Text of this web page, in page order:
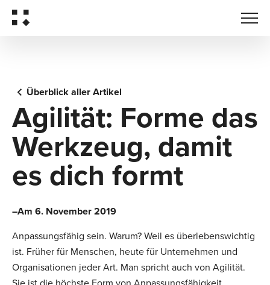
Überblick aller Artikel
Agilität: Forme das
Werkzeug, damit
es dich formt
–Am 6. November 2019
Anpassungsfähig sein. Warum? Weil es überlebenswichtig
ist. Früher für Menschen, heute für Unternehmen und
Organisationen jeder Art. Man spricht auch von Agilität.